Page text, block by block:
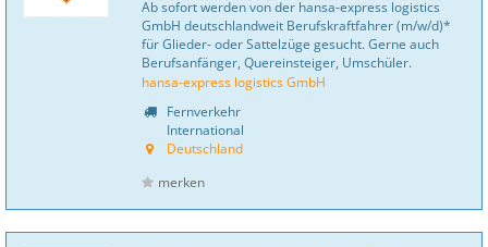
Ab sofort werden von der hansa-express logistics
GmbH deutschlandweit Berufskraftfahrer (m/w/d)*
für Glieder- oder Sattelzüge gesucht. Gerne auch
Berufsanfänger, Quereinsteiger, Umschüler.
hansa-express logistics GmbH
Fernverkehr
International
Deutschland
merken